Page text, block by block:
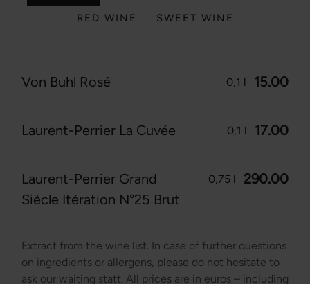
RED WINE
SWEET WINE
Von Buhl Rosé 0,1 l 15.00
Laurent-Perrier La Cuvée 0,1 l 17.00
Laurent-Perrier Grand
Siècle Itération N°25 Brut
0,75 l 290.00
Extract from the wine list. In case of further questions
on ingredients or allergens, please do not hesitate to
ask our waiting statt. All prices are in euros – including